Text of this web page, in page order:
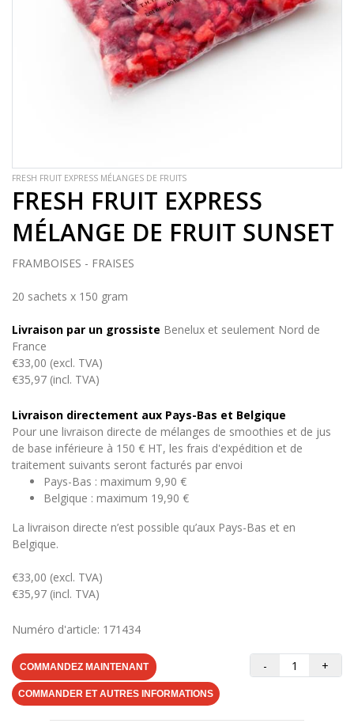
FRESH FRUIT EXPRESS MÉLANGES DE FRUITS
FRESH FRUIT EXPRESS
MÉLANGE DE FRUIT SUNSET
FRAMBOISES - FRAISES
20 sachets x 150 gram
Livraison par un grossiste Benelux et seulement Nord de
France
€33,00 (excl. TVA)
€35,97 (incl. TVA)
Livraison directement aux Pays-Bas et Belgique
Pour une livraison directe de mélanges de smoothies et de jus
de base inférieure à 150 € HT, les frais d'expédition et de
traitement suivants seront facturés par envoi
Pays-Bas : maximum 9,90 €
Belgique : maximum 19,90 €
La livraison directe n’est possible qu’aux Pays-Bas et en
Belgique.
€33,00 (excl. TVA)
€35,97 (incl. TVA)
Numéro d'article: 171434
COMMANDEZ MAINTENANT - +
COMMANDER ET AUTRES INFORMATIONS